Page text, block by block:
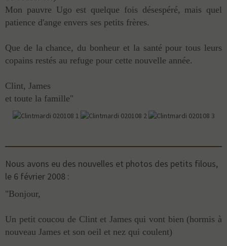
Mon pauvre Ugo est quelque fois désespéré, mais quel
patience d'ange envers ses petits frères.
Que de la chance, du bonheur et la santé pour tous leurs
copains restés au refuge pour cette nouvelle année.
Clint, James
et toute la famille"
Nous avons eu des nouvelles et photos des petits filous,
le 6 février 2008 :
"Bonjour,
Un petit coucou de Clint et James qui vont bien (hormis à
nouveau James et son oeil et nez qui coulent)